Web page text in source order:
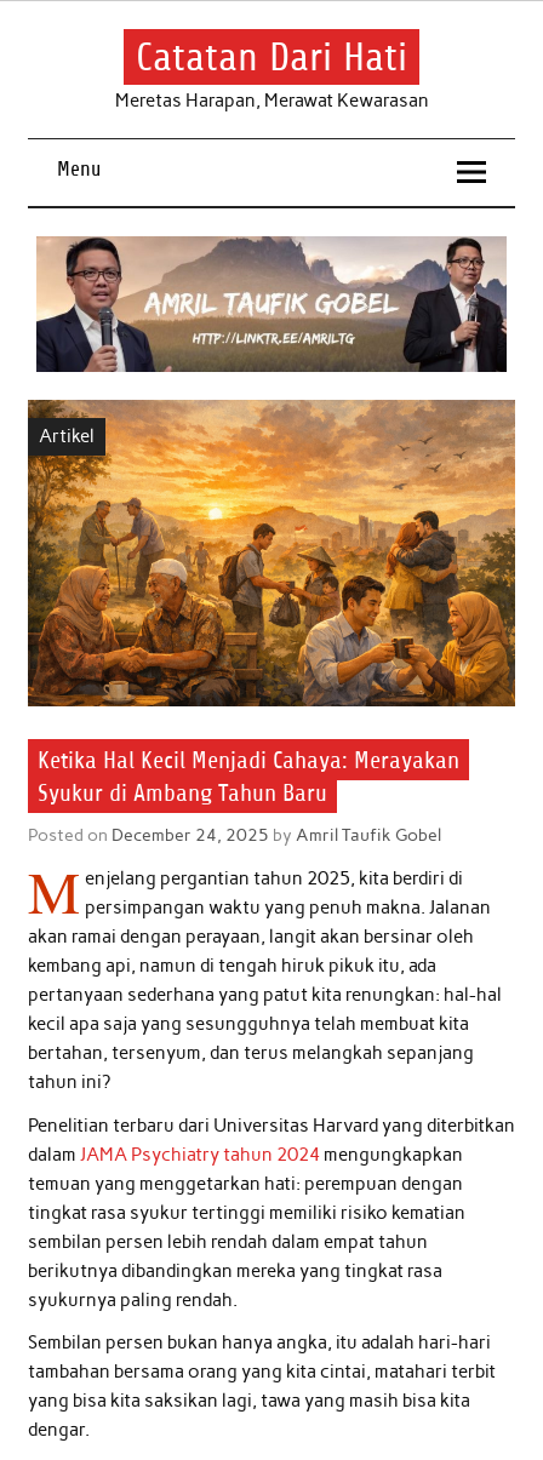
Skip
Catatan Dari Hati
Meretas Harapan, Merawat Kewarasan
Menu
Artikel
Ketika Hal Kecil Menjadi Cahaya: Merayakan
Syukur di Ambang Tahun Baru
Posted on December 24, 2025 by Amril Taufik Gobel
M enjelang pergantian tahun 2025, kita berdiri di
persimpangan waktu yang penuh makna. Jalanan
akan ramai dengan perayaan, langit akan bersinar oleh
kembang api, namun di tengah hiruk pikuk itu, ada
pertanyaan sederhana yang patut kita renungkan: hal-hal
kecil apa saja yang sesungguhnya telah membuat kita
bertahan, tersenyum, dan terus melangkah sepanjang
tahun ini?
Penelitian terbaru dari Universitas Harvard yang diterbitkan
dalam JAMA Psychiatry tahun 2024mengungkapkan
temuan yang menggetarkan hati: perempuan dengan
tingkat rasa syukur tertinggi memiliki risiko kematian
sembilan persen lebih rendah dalam empat tahun
berikutnya dibandingkan mereka yang tingkat rasa
syukurnya paling rendah.
Sembilan persen bukan hanya angka, itu adalah hari-hari
tambahan bersama orang yang kita cintai, matahari terbit
yang bisa kita saksikan lagi, tawa yang masih bisa kita
dengar.